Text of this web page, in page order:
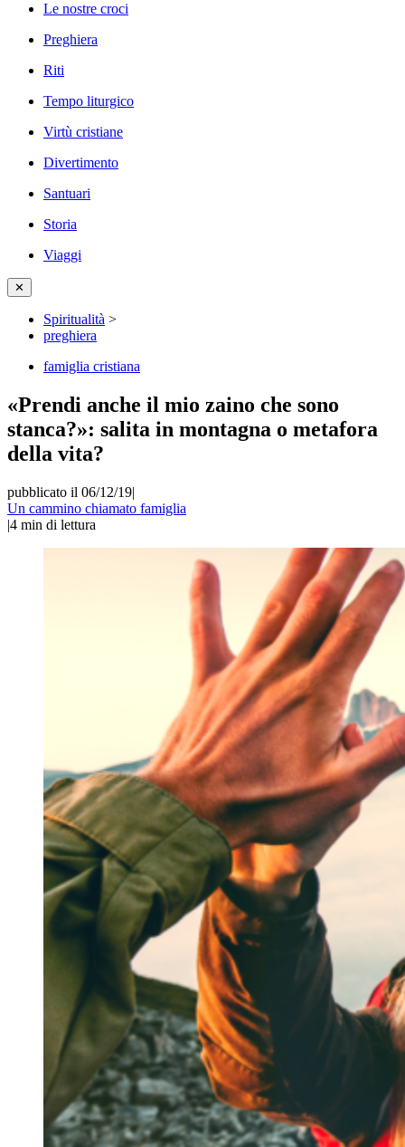
Le nostre croci
Preghiera
Riti
Tempo liturgico
Virtù cristiane
Divertimento
Santuari
Storia
Viaggi
✕
Spiritualità >
preghiera
famiglia cristiana
«Prendi anche il mio zaino che sono
stanca?»: salita in montagna o metafora
della vita?
pubblicato il 06/12/19|
Un cammino chiamato famiglia
|4 min di lettura